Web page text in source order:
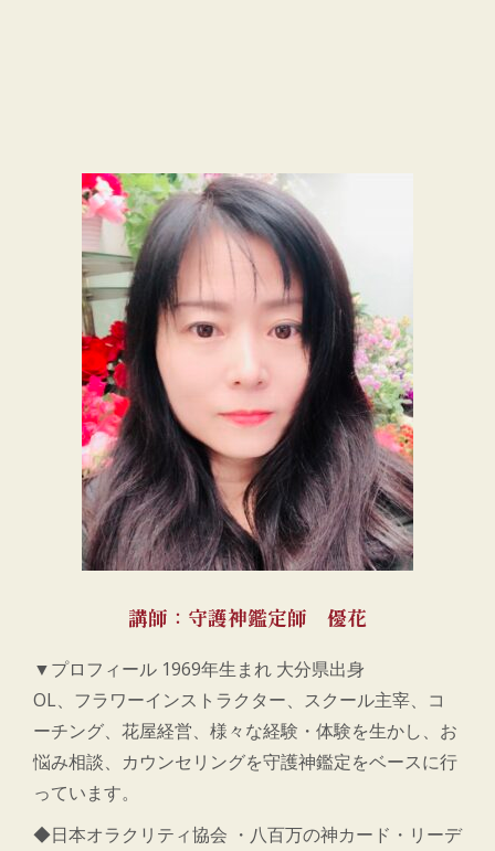
講師：守護神鑑定師 優花
▼プロフィール 1969年生まれ 大分県出身
OL、フラワーインストラクター、スクール主宰、コ
ーチング、花屋経営、様々な経験・体験を生かし、お
悩み相談、カウンセリングを守護神鑑定をベースに行
っています。
◆日本オラクリティ協会 ・八百万の神カード・リーデ